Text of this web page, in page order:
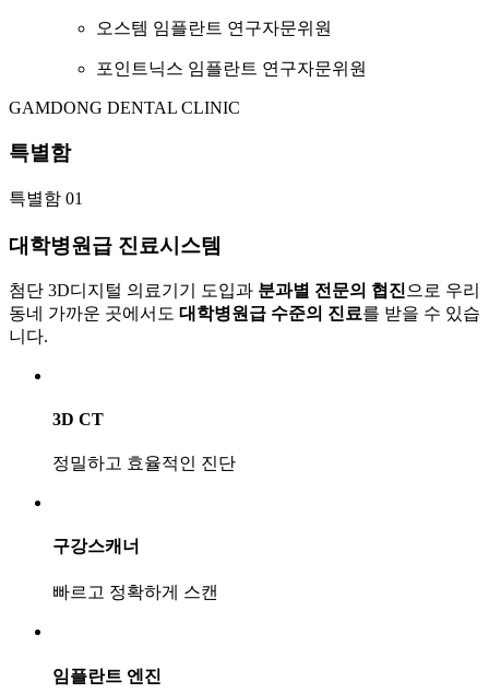
오스템 임플란트 연구자문위원
포인트닉스 임플란트 연구자문위원
GAMDONG DENTAL CLINIC
특별함
특별함 01
대학병원급 진료시스템
첨단 3D디지털 의료기기 도입과 분과별 전문의 협진 으로 우리
동네 가까운 곳에서도 대학병원급 수준의 진료를 받을 수 있습
니다.
3D CT
정밀하고 효율적인 진단
구강스캐너
빠르고 정확하게 스캔
임플란트 엔진